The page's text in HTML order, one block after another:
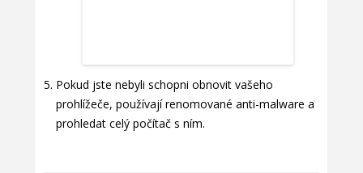
Pokud jste nebyli schopni obnovit vašeho
prohlížeče, používají renomované anti-malware a
prohledat celý počítač s ním.